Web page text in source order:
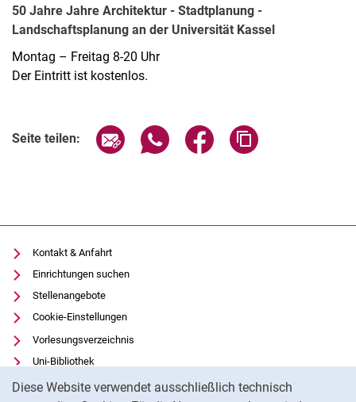
Diese Website verwendet ausschließlich technisch
50 Jahre Jahre Architektur - Stadtplanung -
Landschaftsplanung an der Universität Kassel
Montag – Freitag 8-20 Uhr
Der Eintritt ist kostenlos.
Seite teilen: Seite über E-Mail teilen
Seite über WhatsApp teilen
Seite über Facebook
Kontakt & Anfahrt
Einrichtungen suchen
Stellenangebote
Cookie-Einstellungen
Vorlesungsverzeichnis
Uni-Bibliothek
Moodle